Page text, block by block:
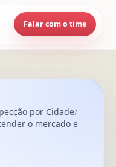
Falar com o time
por Cidade
o mercado e